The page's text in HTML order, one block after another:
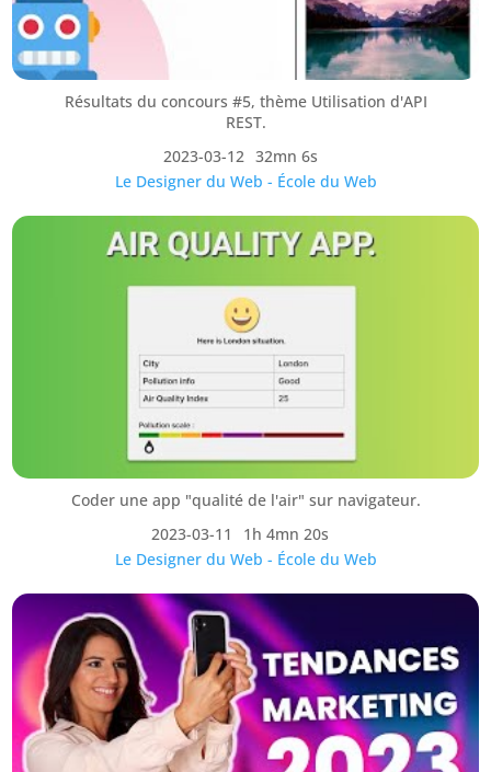
Résultats du concours #5, thème Utilisation d'API
REST.
2023-03-12 32mn 6s
Le Designer du Web - École du Web
Coder une app "qualité de l'air" sur navigateur.
2023-03-11
1h 4mn 20s
Le Designer du Web - École du Web